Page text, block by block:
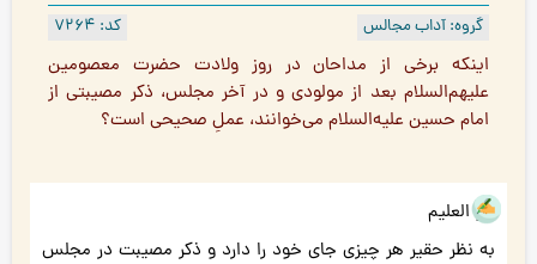
کد: 7264 گروه: آداب مجالس
اينكه برخى از مداحان در روز ولادت حضرت معصومين
عليهم‌السلام بعد از مولودى و در آخر مجلس، ذكر مصيبتى از
امام حسين عليه‌السلام مى‌خوانند، عملِ صحيحی است؟
هو العلیم
به نظر حقیر هر چیزی جای خود را دارد و ذکر مصیبت در مجلس